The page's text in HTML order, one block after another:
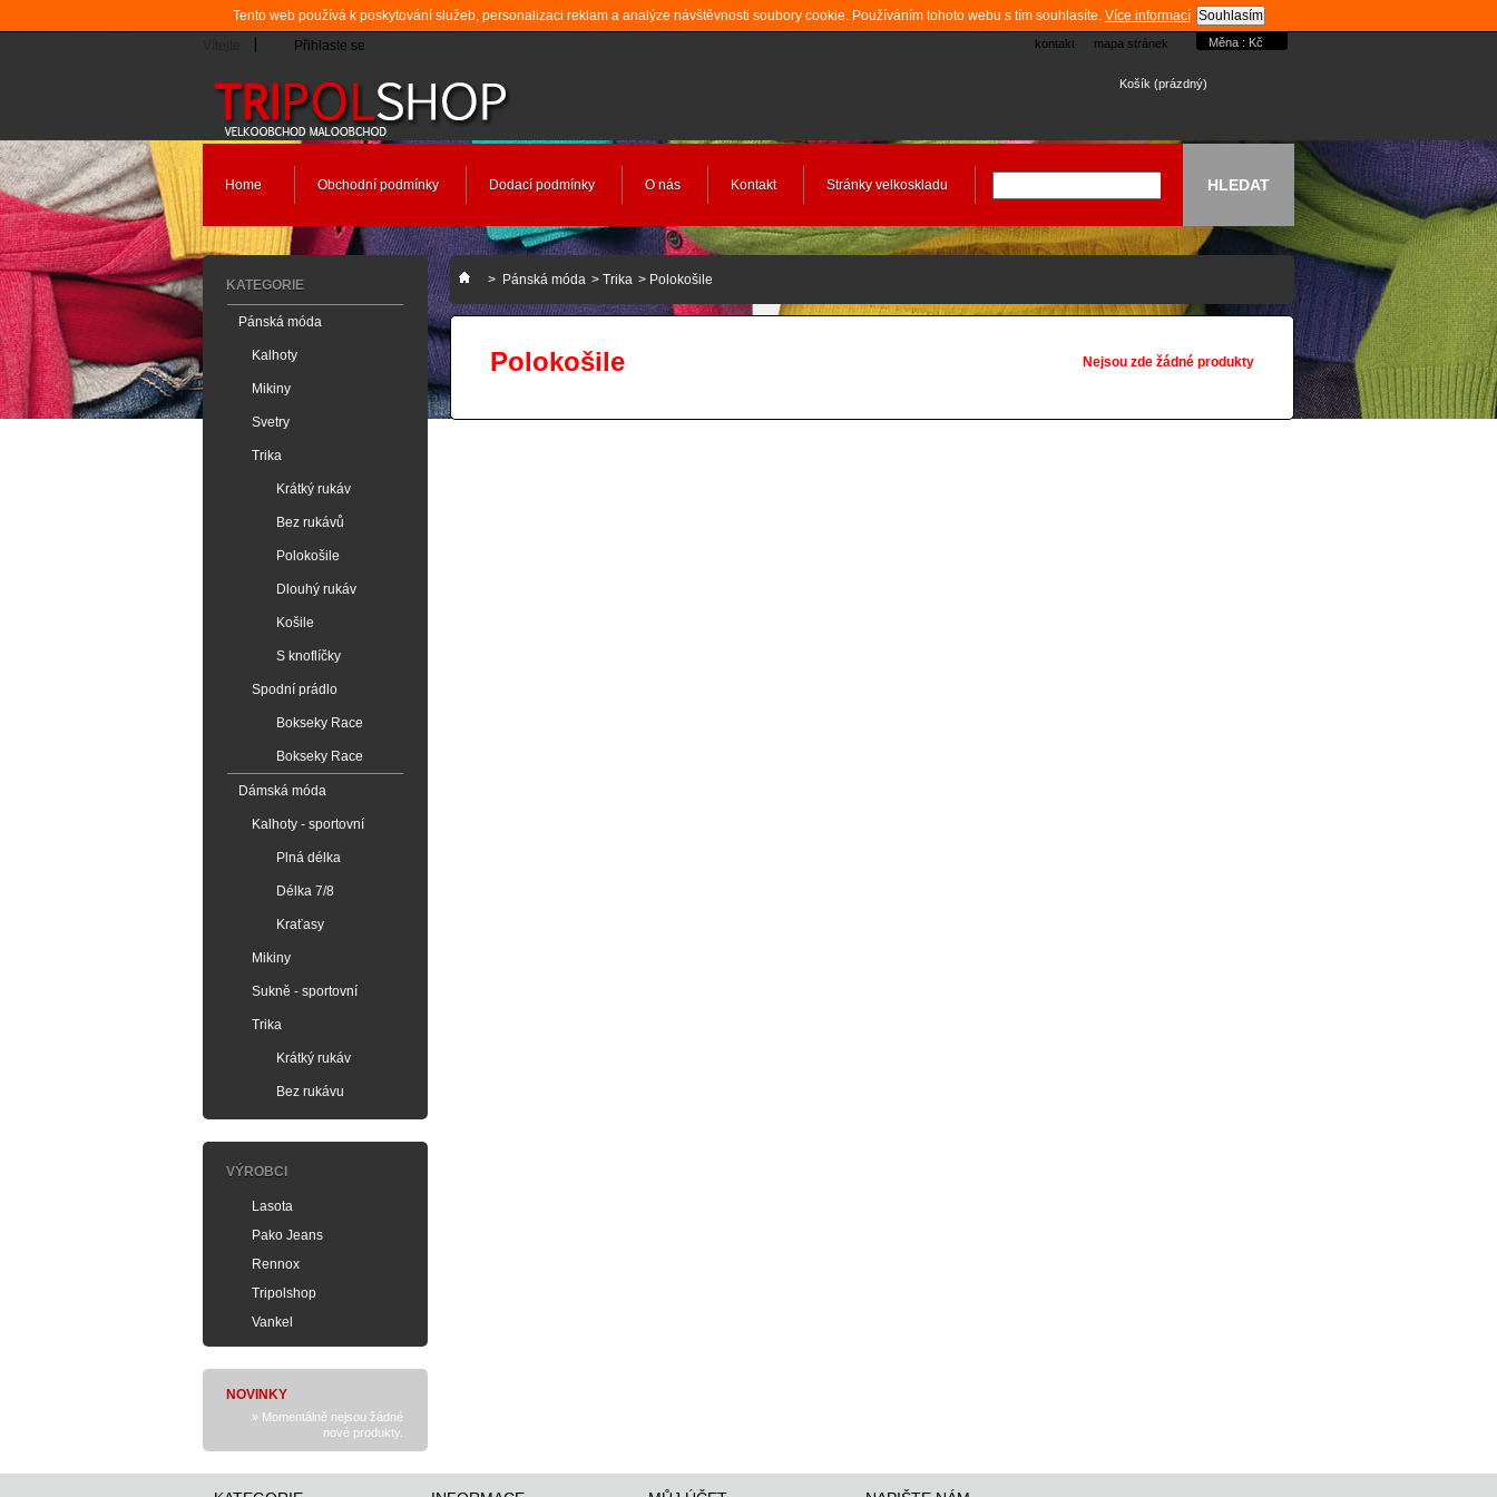
Tento web používá k poskytování služeb, personalizaci reklam a analýze návštěvnosti soubory cookie. Používáním tohoto webu s tím souhlasíte. Více informací Souhlasím
Měna : Kč
kontakt mapa stránek
Košík (prázdný)
Přihlaste se
Home Obchodní podmínky Dodací podmínky O nás Kontakt Stránky velkoskladu
KATEGORIE
Pánská móda
Kalhoty
Mikiny
Svetry
Trika
Krátký rukáv
Bez rukávů
Polokošile
Dlouhý rukáv
Košile
S knoflíčky
Spodní prádlo
Bokseky Race
Bokseky Race
Dámská móda
Kalhoty - sportovní
Plná délka
Délka 7/8
Kraťasy
Mikiny
Sukně - sportovní
Trika
Krátký rukáv
Bez rukávu
VÝROBCI
Lasota
Pako Jeans
Rennox
Tripolshop
Vankel
NOVINKY
» Momentálně nejsou žádné
nové produkty.
> Pánská móda > Trika > Polokošile
Polokošile Nejsou zde žádné produkty